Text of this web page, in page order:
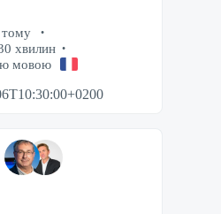
тому
хвилин
мовою